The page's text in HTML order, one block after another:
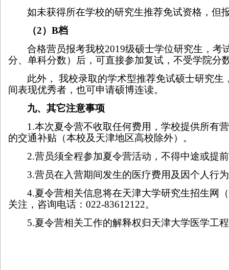
如未获得所在学校的研究生推荐免试资格，但
（2）B档
合格营员报考我校2019级硕士学位研究生，考
分、单科分数）后，可直接参加复试，不受学院分
此外，
我校录取的学术型推荐免试硕士研究
间表现优秀者，也可申请硕博连读。
九、其它注意事项
1.本次夏令营不收取任何费用，学校提供所有
的交通补贴（本校及天津地区高校除外）。
2.营员须全程参加夏令营活动，不得中途或提
3.营员在入营期间发生的医疗费用及因个人行
4.夏令营相关信息将在天津大学研究生招生网（
关注，咨询电话： 022-83612122。
5.夏令营相关工作的解释权归天津大学医学工